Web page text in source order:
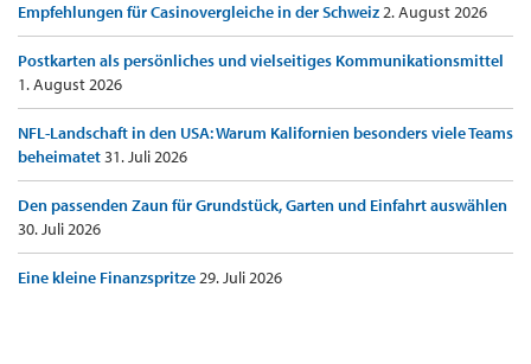
Empfehlungen für Casinovergleiche in der Schweiz2. August 2026
Postkarten als persönliches und vielseitiges Kommunikationsmittel
1. August 2026
NFL-Landschaft in den USA: Warum Kalifornien besonders viele Teams
beheimatet31. Juli 2026
Den passenden Zaun für Grundstück, Garten und Einfahrt auswählen
30. Juli 2026
Eine kleine Finanzspritze29. Juli 2026